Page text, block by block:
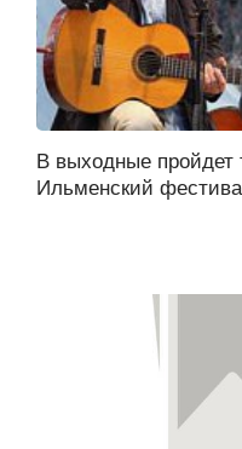
В выходные пройдет
Ильменский